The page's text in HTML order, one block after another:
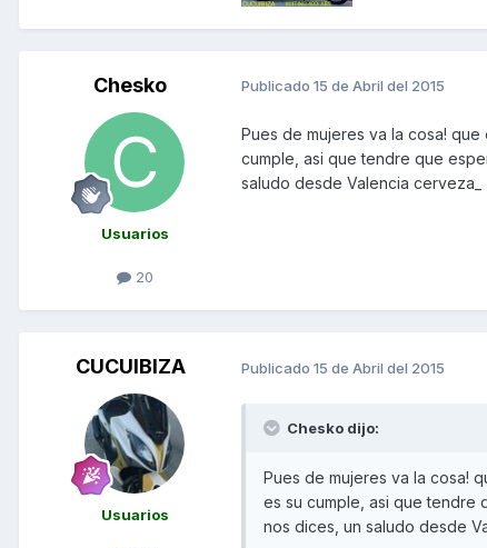
Chesko
Usuarios
20
Publicado 15 de Abril del 2015
Pues de mujeres va la cosa!
cumple, asi que tendre que
saludo desde Valencia cerveza_
CUCUIBIZA
Usuarios
Publicado 15 de Abril del 2015
Chesko dijo:
Pues de mujeres va la cosa!
es su cumple, asi que tendre
nos dices, un saludo desde